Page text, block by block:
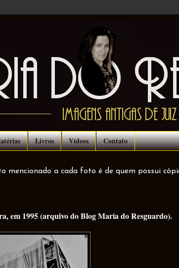
Livros Vídeos Contato
a cada foto é de quem possui
em 1995 (arquivo do Blog Maria do Resguardo).